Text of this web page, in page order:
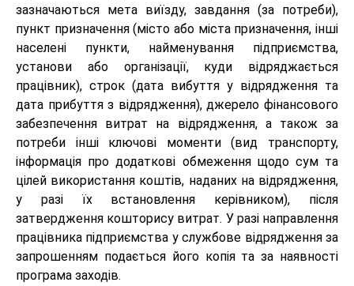
зазначаються мета виїзду, завдання (за потреби),
пункт призначення (місто або міста призначення, інші
населені пункти, найменування підприємства,
установи або організації, куди відряджається
працівник), строк (дата вибуття у відрядження та
дата прибуття з відрядження), джерело фінансового
забезпечення витрат на відрядження, а також за
потреби інші ключові моменти (вид транспорту,
інформація про додаткові обмеження щодо сум та
цілей використання коштів, наданих на відрядження,
у разі їх встановлення керівником), після
затвердження кошторису витрат. У разі направлення
працівника підприємства у службове відрядження за
запрошенням подається його копія та за наявності
програма заходів.